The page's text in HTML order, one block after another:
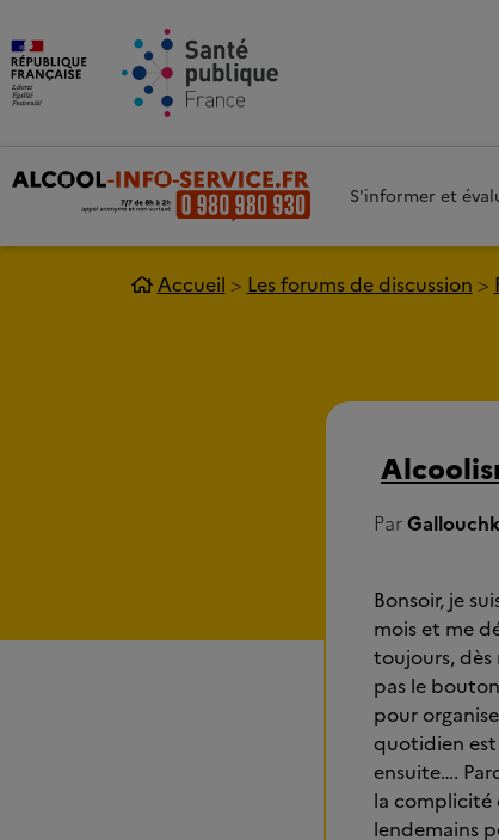
S'informer et
Accueil Les forums de discussion
Par
Bonsoir, je
mois et me
toujours, dès
pas le
pour
quotidien est
ensuite….
la complicité
lendemains